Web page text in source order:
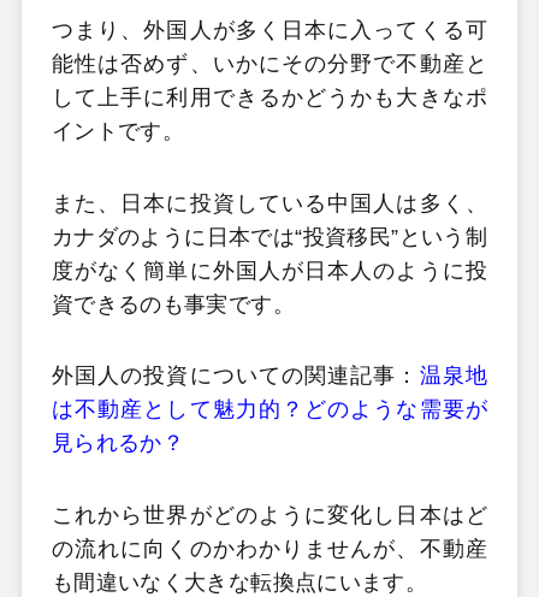
つまり、外国人が多く日本に入ってくる可
能性は否めず、いかにその分野で不動産と
して上手に利用できるかどうかも大きなポ
イントです。
また、日本に投資している中国人は多く、
カナダのように日本では“投資移民”という制
度がなく簡単に外国人が日本人のように投
資できるのも事実です。
外国人の投資についての関連記事： 温泉地
は不動産として魅力的？どのような需要が
見られるか？
これから世界がどのように変化し日本はど
の流れに向くのかわかりませんが、不動産
も間違いなく大きな転換点にいます。